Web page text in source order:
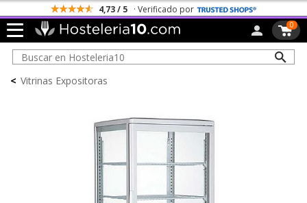
4,73 / 5 · Verificado por
0
< Vitrinas Expositoras